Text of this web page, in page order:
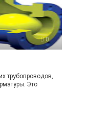
0
трубопроводов,
Это